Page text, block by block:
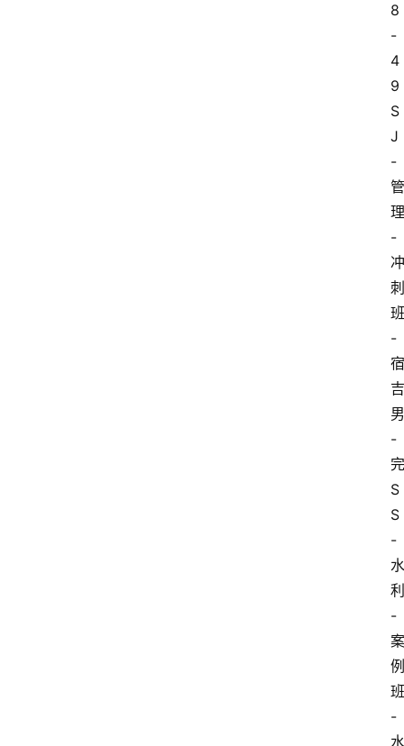
8
-
4
9
S
J
-
管
理
-
冲
刺
班
-
宿
吉
男
-
完
S
S
-
水
利
-
案
例
班
-
水